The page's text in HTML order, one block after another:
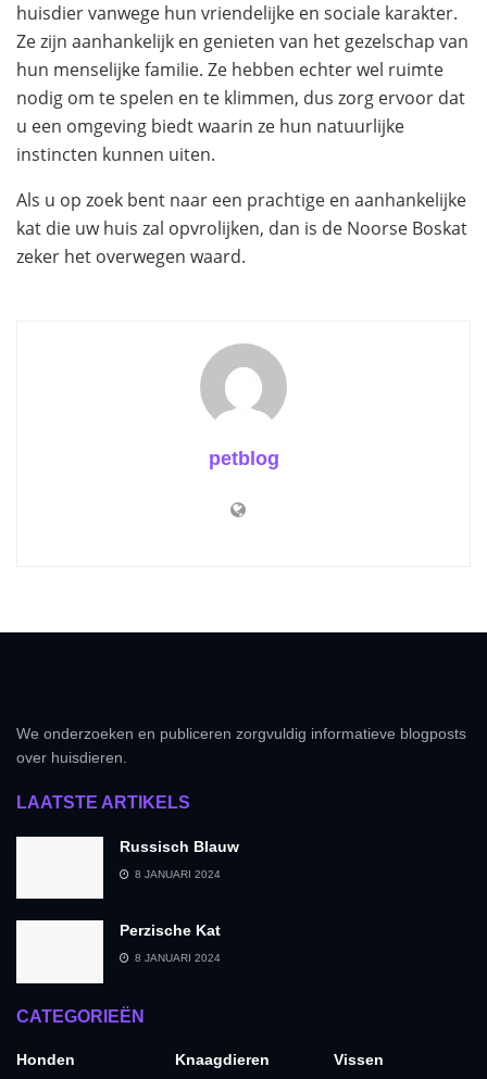
huisdier vanwege hun vriendelijke en sociale karakter.
Ze zijn aanhankelijk en genieten van het gezelschap van
hun menselijke familie. Ze hebben echter wel ruimte
nodig om te spelen en te klimmen, dus zorg ervoor dat
u een omgeving biedt waarin ze hun natuurlijke
instincten kunnen uiten.
Als u op zoek bent naar een prachtige en aanhankelijke
kat die uw huis zal opvrolijken, dan is de Noorse Boskat
zeker het overwegen waard.
petblog
We onderzoeken en publiceren zorgvuldig informatieve blogposts
over huisdieren.
LAATSTE ARTIKELS
Russisch Blauw
8 JANUARI 2024
Perzische Kat
8 JANUARI 2024
CATEGORIEËN
Honden
Knaagdieren
Vissen